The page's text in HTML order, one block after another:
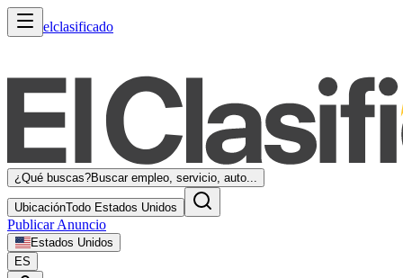
elclasificado
¿Qué buscas?Buscar empleo, servicio, auto...
UbicaciónTodo Estados Unidos
Publicar Anuncio
Estados Unidos
ES